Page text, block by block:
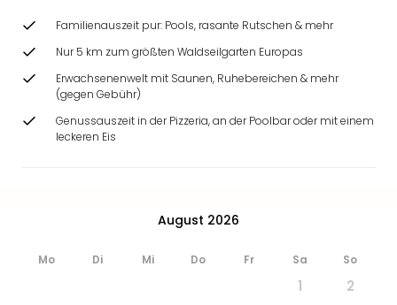
Familienauszeit pur: Pools, rasante Rutschen & mehr
Nur 5 km zum größten Waldseilgarten Europas
Erwachsenenwelt mit Saunen, Ruhebereichen & mehr
(gegen Gebühr)
Genussauszeit in der Pizzeria, an der Poolbar oder mit einem
leckeren Eis
August 2026
Mo Di Mi Do Fr Sa So
1
2